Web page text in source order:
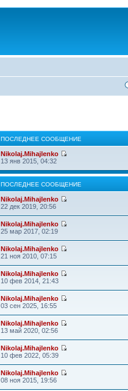
ПОСЛЕДНЕЕ СООБЩЕНИЕ
Nikolaj.Mihajlenko
13 янв 2015, 04:32
ПОСЛЕДНЕЕ СООБЩЕНИЕ
Nikolaj.Mihajlenko
22 дек 2019, 20:56
Nikolaj.Mihajlenko
25 мар 2017, 02:19
Nikolaj.Mihajlenko
21 ноя 2010, 07:15
Nikolaj.Mihajlenko
10 фев 2014, 21:43
Nikolaj.Mihajlenko
03 сен 2025, 16:55
Nikolaj.Mihajlenko
13 май 2020, 02:56
Nikolaj.Mihajlenko
10 фев 2022, 05:39
Nikolaj.Mihajlenko
08 ноя 2015, 19:56